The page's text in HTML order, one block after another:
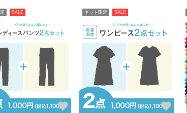
SALE
favorite
ネット限定 SALE
favorite